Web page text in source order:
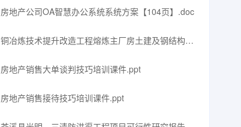
工措施及方案【52页】.docx
房地产公司OA智慧办公系统系统方案【104页】.doc
铜冶炼技术提升改造工程熔炼主厂房土建及钢结构工
程钢结构施工方案【90页】.doc
房地产销售大单谈判技巧培训课件.ppt
房地产销售接待技巧培训课件.ppt